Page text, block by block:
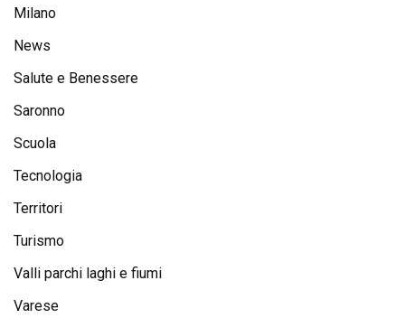
Milano
News
Salute e Benessere
Saronno
Scuola
Tecnologia
Territori
Turismo
Valli parchi laghi e fiumi
Varese